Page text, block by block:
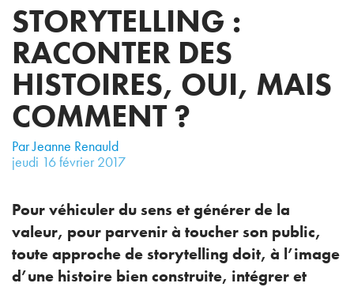
STORYTELLING :
RACONTER DES
HISTOIRES, OUI, MAIS
COMMENT ?
Par Jeanne Renauld
jeudi 16février 2017
Pour véhiculer du sens et générer de la
valeur, pour parvenir à toucher son public,
toute approche de storytelling doit, à l’image
d’une histoire bien construite, intégrer et